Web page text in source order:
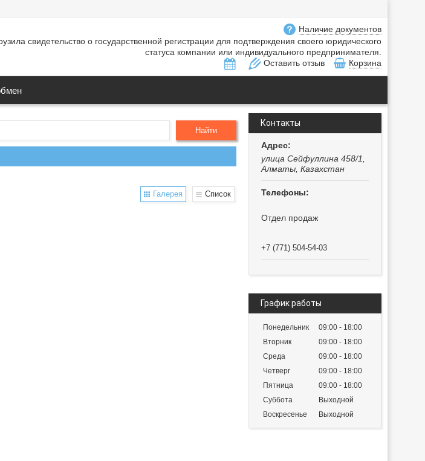
Наличие документов
свидетельство о государственной регистрации для подтверждения своего юридического
статуса компании или индивидуального предпринимателя.
Оставить отзыв
Корзина
Найти
Галерея Список
Контакты
улица Сейфуллина 458/1,
Алматы, Казахстан
Отдел продаж
+7 (771) 504-54-03
График работы
Понедельник 09:00
18:00
Вторник
09:00
18:00
Среда
09:00
18:00
Четверг
09:00
18:00
Пятница
09:00
18:00
Суббота
Выходной
Воскресенье
Выходной